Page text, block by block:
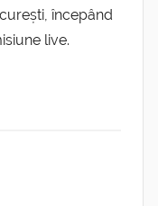
începând
live.